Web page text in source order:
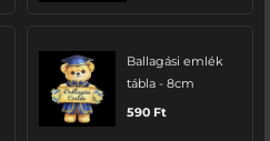
Ballagási emlék
tábla - 8cm
590 Ft